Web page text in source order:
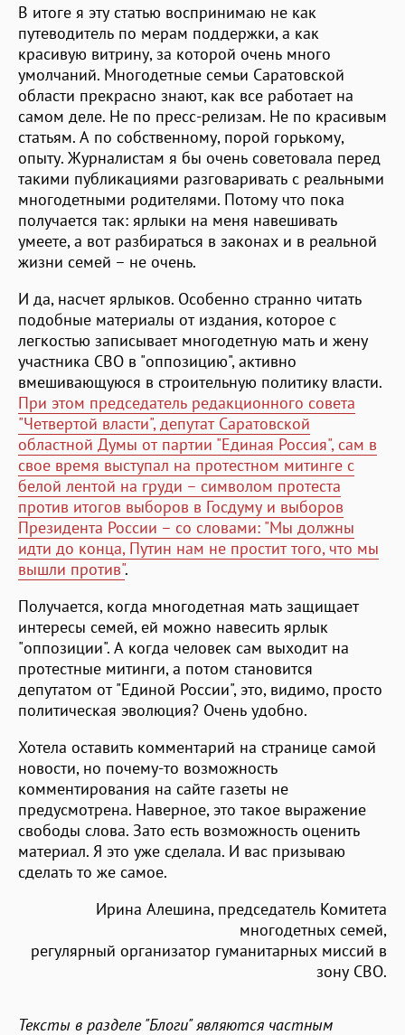
В итоге я эту статью воспринимаю не как
путеводитель по мерам поддержки, а как
красивую витрину, за которой очень много
умолчаний. Многодетные семьи Саратовской
области прекрасно знают, как все работает на
самом деле. Не по пресс-релизам. Не по красивым
статьям. А по собственному, порой горькому,
опыту. Журналистам я бы очень советовала перед
такими публикациями разговаривать с реальными
многодетными родителями. Потому что пока
получается так: ярлыки на меня навешивать
умеете, а вот разбираться в законах и в реальной
жизни семей – не очень.
И да, насчет ярлыков. Особенно странно читать
подобные материалы от издания, которое с
легкостью записывает многодетную мать и жену
участника СВО в "оппозицию", активно
вмешивающуюся в строительную политику власти.
При этом председатель редакционного совета
"Четвертой власти", депутат Саратовской
областной Думы от партии "Единая Россия", сам в
свое время выступал на протестном митинге с
белой лентой на груди – символом протеста
против итогов выборов в Госдуму и выборов
Президента России – со словами: "Мы должны
идти до конца, Путин нам не простит того, что мы
вышли против".
Получается, когда многодетная мать защищает
интересы семей, ей можно навесить ярлык
"оппозиции". А когда человек сам выходит на
протестные митинги, а потом становится
депутатом от "Единой России", это, видимо, просто
политическая эволюция? Очень удобно.
Хотела оставить комментарий на странице самой
новости, но почему-то возможность
комментирования на сайте газеты не
предусмотрена. Наверное, это такое выражение
свободы слова. Зато есть возможность оценить
материал. Я это уже сделала. И вас призываю
сделать то же самое.
Ирина Алешина, председатель Комитета
многодетных семей,
регулярный организатор гуманитарных миссий в
зону СВО.
Тексты в разделе "Блоги" являются частным